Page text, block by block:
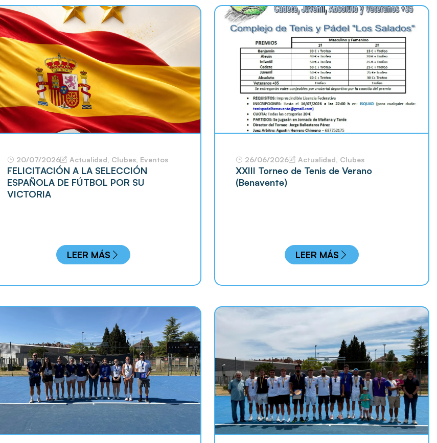
20/07/2026 Actualidad, Clubes, Eventos
FELICITACIÓN A LA SELECCIÓN
ESPAÑOLA DE FÚTBOL POR SU
VICTORIA
LEER MÁS
26/06/2026 Actualidad, Clubes
XXIII Torneo de Tenis de Verano
(Benavente)
LEER MÁS